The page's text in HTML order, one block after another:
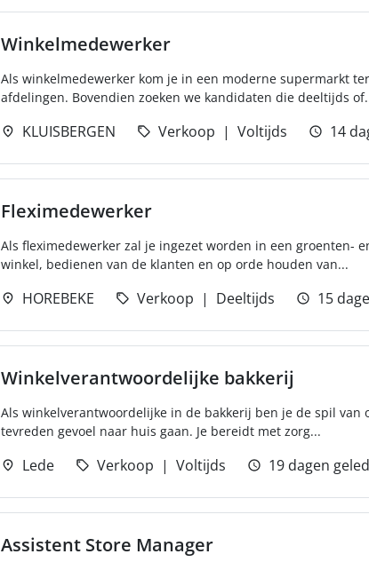
Winkelmedewerker
Als winkelmedewerker kom je in een moderne supermarkt
afdelingen. Bovendien zoeken we kandidaten die deeltijds
KLUISBERGEN Verkoop Voltijds 14
Fleximedewerker
Als fleximedewerker zal je ingezet worden in een groenten-
winkel, bedienen van de klanten en op orde houden van...
HOREBEKE Verkoop Deeltijds 15
Winkelverantwoordelijke bakkerij
Als winkelverantwoordelijke in de bakkerij ben je de spil van
tevreden gevoel naar huis gaan. Je bereidt met zorg...
Lede Verkoop Voltijds 19 dagen
Assistent Store Manager